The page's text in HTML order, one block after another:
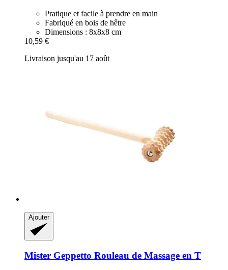
Pratique et facile à prendre en main
Fabriqué en bois de hêtre
Dimensions : 8x8x8 cm
10,59 €
Livraison jusqu'au 17 août
Ajouter
Mister Geppetto Rouleau de Massage en T